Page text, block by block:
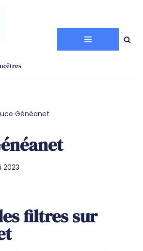
Généanet
2023
filtres sur